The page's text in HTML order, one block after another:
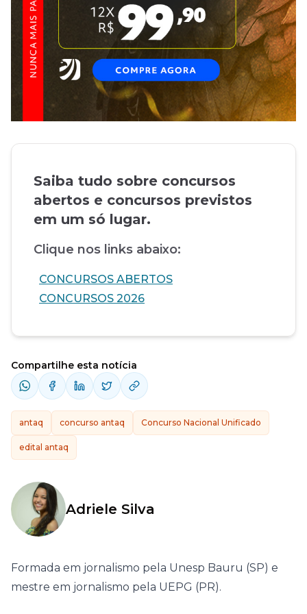
Saiba tudo sobre concursos
abertos e concursos previstos
em um só lugar.
Clique nos links abaixo:
CONCURSOS ABERTOS
CONCURSOS 2026
Compartilhe esta notícia
antaq concurso antaq Concurso Nacional Unificado
edital antaq
Adriele Silva
Formada em jornalismo pela Unesp Bauru (SP) e
mestre em jornalismo pela UEPG (PR).